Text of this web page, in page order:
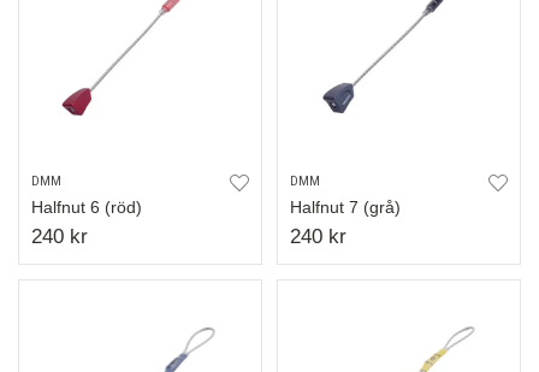
DMM
Halfnut 6 (röd)
240 kr
DMM
Halfnut 7 (grå)
240 kr